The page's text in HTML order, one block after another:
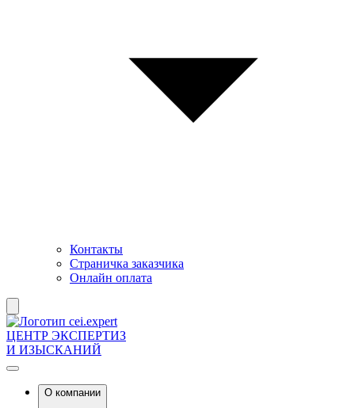
Контакты
Страничка заказчика
Онлайн оплата
ЦЕНТР ЭКСПЕРТИЗ
И ИЗЫСКАНИЙ
О компании